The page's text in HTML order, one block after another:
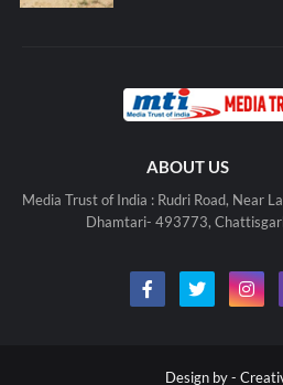
ABOUT US
Media Trust of India : Rudri Road, Near
Dhamtari- 493773,
Design by -